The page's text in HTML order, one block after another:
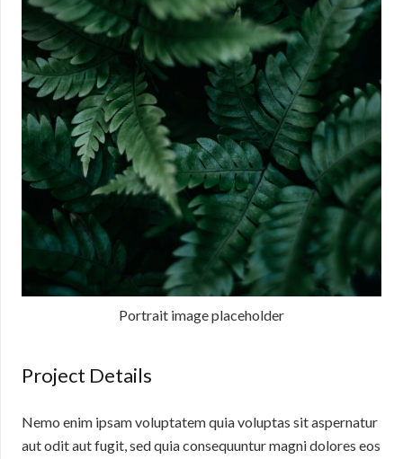
Portrait image placeholder
Project Details
Nemo enim ipsam voluptatem quia voluptas sit aspernatur
aut odit aut fugit, sed quia consequuntur magni dolores eos